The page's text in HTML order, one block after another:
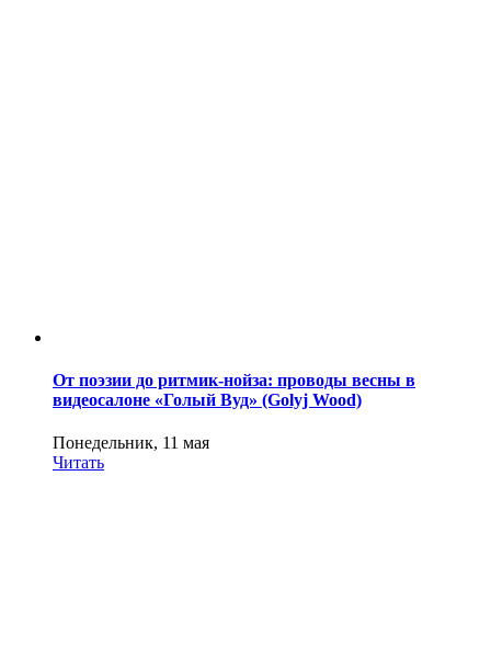
От поэзии до ритмик-нойза: проводы весны в
видеосалоне «Голый Вуд» (Golyj Wood)
Понедельник, 11 мая
Читать